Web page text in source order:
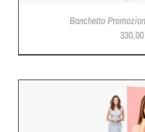
Banchetto
330,00